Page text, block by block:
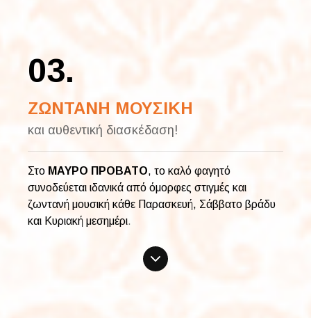
03.
ΖΩΝΤΑΝΗ ΜΟΥΣΙΚΗ
και αυθεντική διασκέδαση!
Στο ΜΑΥΡΟ ΠΡΟΒΑΤΟ, το καλό φαγητό
συνοδεύεται ιδανικά από όμορφες στιγμές και
ζωντανή μουσική κάθε Παρασκευή, Σάββατο βράδυ
και Κυριακή μεσημέρι.